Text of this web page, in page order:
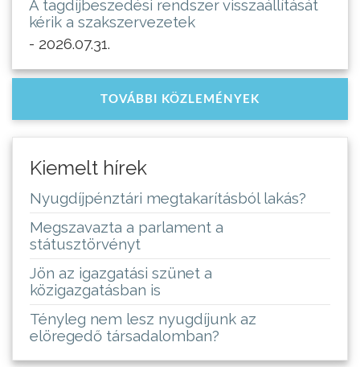
A tagdíjbeszedési rendszer visszaállítását
kérik a szakszervezetek
- 2026.07.31.
TOVÁBBI KÖZLEMÉNYEK
Kiemelt hírek
Nyugdíjpénztári megtakarításból lakás?
Megszavazta a parlament a
státusztörvényt
Jön az igazgatási szünet a
közigazgatásban is
Tényleg nem lesz nyugdíjunk az
elöregedő társadalomban?